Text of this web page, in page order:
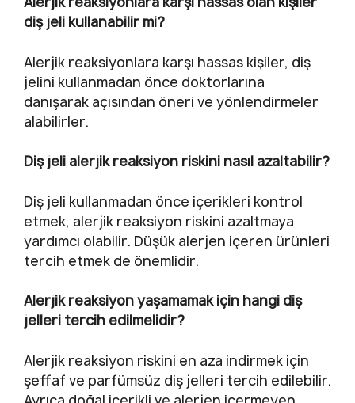
diş jeli kullanabilir mi?
Alerjik reaksiyonlara karşı hassas kişiler, diş
jelini kullanmadan önce doktorlarına
danışarak açısından öneri ve yönlendirmeler
alabilirler.
Diş jeli alerjik reaksiyon riskini nasıl azaltabilir?
Diş jeli kullanmadan önce içerikleri kontrol
etmek, alerjik reaksiyon riskini azaltmaya
yardımcı olabilir. Düşük alerjen içeren ürünleri
tercih etmek de önemlidir.
Alerjik reaksiyon yaşamamak için hangi diş
jelleri tercih edilmelidir?
Alerjik reaksiyon riskini en aza indirmek için
şeffaf ve parfümsüz diş jelleri tercih edilebilir.